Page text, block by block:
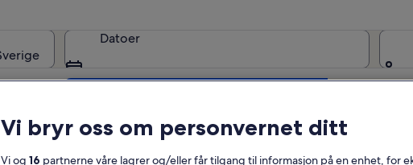
Datoer
månedene
som
vises
august 2026
Vi bryr oss om personvernet ditt
Vi og 16 partnerne våre lagrer og/eller får tilgang til informasjon på en enhet, for